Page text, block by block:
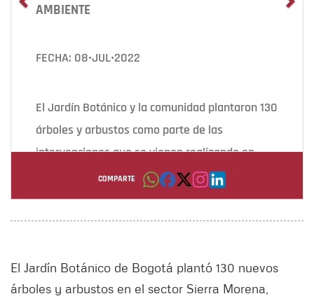
AMBIENTE
FECHA: 08•JUL•2022
El Jardín Botánico y la comunidad plantaron 130
árboles y arbustos como parte de las
intervenciones que se vienen realizando en
diferentes puntos de la ciudad y en el marco de
la celebración del Día Internacional de la
Conservación del Suelo.
Por: Laura Judith Ramírez
COMPARTE
El Jardín Botánico de Bogotá plantó 130 nuevos
árboles y arbustos en el sector Sierra Morena,